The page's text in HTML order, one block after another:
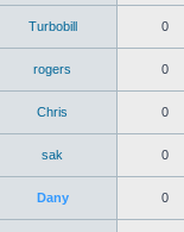
Turbobill 0
rogers 0
Chris 0
sak 0
Dany 0